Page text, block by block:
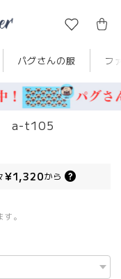
パグさんの服 フ
a-t105
¥1,320から
。